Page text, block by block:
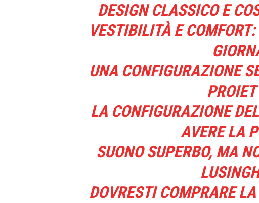
DESIGN CLASSICO E
VESTIBILITÀ E
UNA CONFIGURAZIONE
LA CONFIGURAZIONE
AVERE LA
SUONO SUPERBO, MA
DOVRESTI COMPRARE